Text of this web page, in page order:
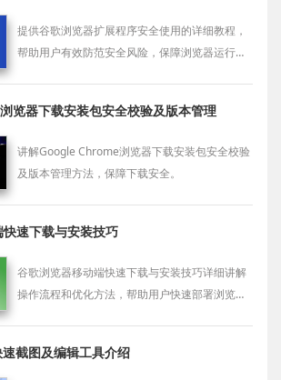
提供谷歌浏览器扩展程序安全使用的详细教程，
帮助用户有效防范安全风险，保障浏览器运行安
览器下载安装包安全校验及版本管理
讲解Google Chrome浏览器下载安装包安全校验
及版本管理方法，保障下载安全。
速下载与安装技巧
谷歌浏览器移动端快速下载与安装技巧详细讲解
操作流程和优化方法，帮助用户快速部署浏览
截图及编辑工具介绍